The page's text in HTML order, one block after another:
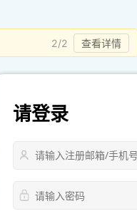
2/2 查看详情
请登录